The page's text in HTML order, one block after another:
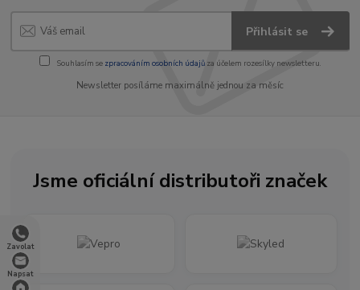
Zavolat
Napsat
Přihlásit se
Souhlasím se zpracováním osobních údajůza účelem rozesílky newsletteru.
Newsletter posíláme maximálně jednou za měsíc
Jsme oficiální distributoři značek